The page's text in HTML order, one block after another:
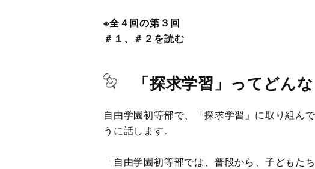
※全４回の第３回
＃１ 、 ＃２ を読む
「探求学習」ってどん
自由学園初等部で、「探求学習」に取り組ん
うに話します。
「自由学園初等部では、普段から、子どもた